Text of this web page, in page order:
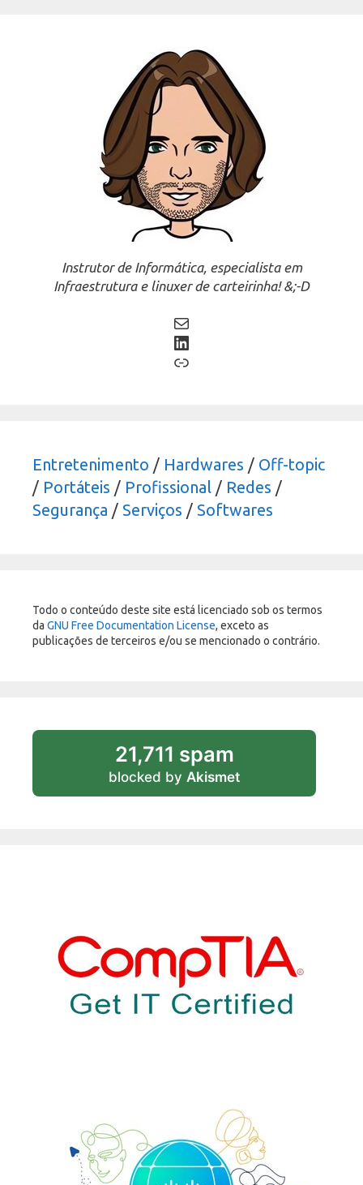
Instrutor de Informática, especialista em
Infraestrutura e linuxer de carteirinha! &;-D
Mail
LinkedIn
Link
Entretenimento / Hardwares / Off-topic
/ Portáteis / Profissional / Redes /
Segurança / Serviços / Softwares
Todo o conteúdo deste site está licenciado sob os termos
da GNU Free Documentation License, exceto as
publicações de terceiros e/ou se mencionado o contrário.
21,711 spam
blocked by Akismet